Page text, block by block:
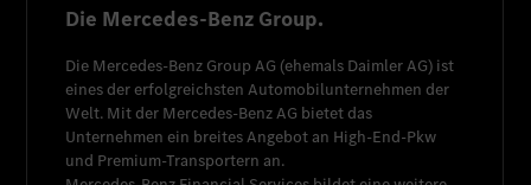
Die Mercedes-Benz Group.
Die Mercedes-Benz Group AG (ehemals Daimler AG) ist
eines der erfolgreichsten Automobilunternehmen der
Welt. Mit der Mercedes-Benz AG bietet das
Unternehmen ein breites Angebot an High-End-Pkw
und Premium-Transportern an.